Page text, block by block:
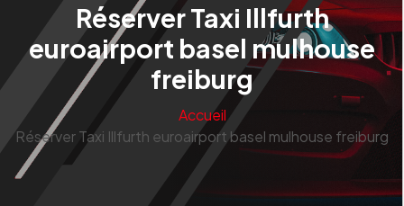
Réserver Taxi Illfurth
euroairport basel mulhouse
freiburg
Accueil
Réserver Taxi Illfurth euroairport basel mulhouse freiburg